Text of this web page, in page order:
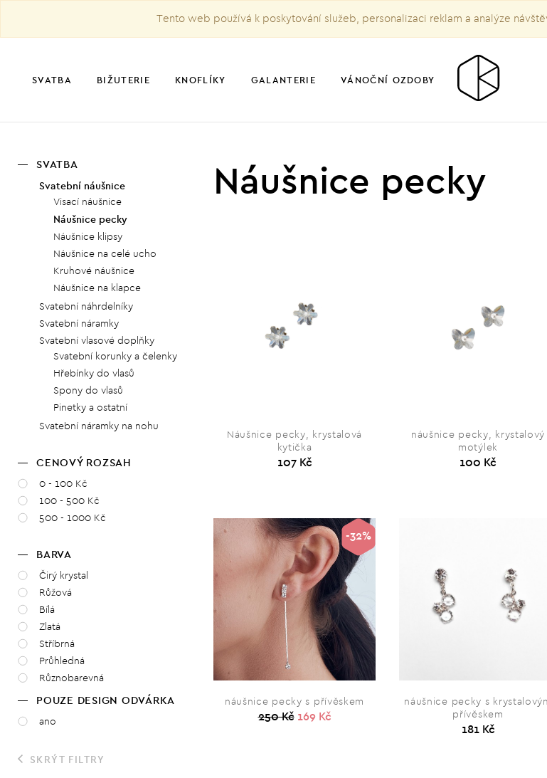
Tento web používá k poskytování služeb, personalizaci reklam a analýze
SVATBA BIŽUTERIE KNOFLÍKY GALANTERIE VÁNOČNÍ OZDOBY
SVATBA
Svatební náušnice
Visací náušnice
Náušnice pecky
Náušnice klipsy
Náušnice na celé ucho
Kruhové náušnice
Náušnice na klapce
Svatební náhrdelníky
Svatební náramky
Svatební vlasové doplňky
Svatební korunky a čelenky
Hřebínky do vlasů
Spony do vlasů
Pinetky a ostatní
Svatební náramky na nohu
CENOVÝ ROZSAH
0 - 100 Kč
100 - 500 Kč
500 - 1000 Kč
BARVA
Čirý krystal
Růžová
Bílá
Zlatá
Stříbrná
Průhledná
Různobarevná
POUZE DESIGN ODVÁRKA
ano
SKRÝT FILTRY
Náušnice pecky
Náušnice pecky, krystalová
kytička
107 Kč
náušnice pecky, krystalový
motýlek
100 Kč
náušnice pecky s přívěskem
250 Kč 169 Kč
-32%
náušnice pecky s
přívěskem
181 Kč